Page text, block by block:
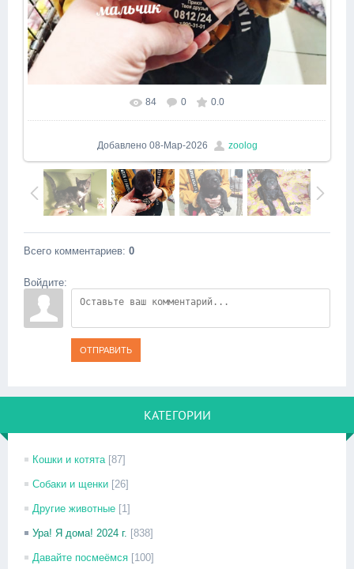
84 0 0.0
Добавлено 08-Мар-2026 zoolog
Всего комментариев: 0
Войдите:
ОТПРАВИТЬ
КАТЕГОРИИ
Кошки и котята [87]
Собаки и щенки [26]
Другие животные [1]
Ура! Я дома! 2024 г. [838]
Давайте посмеёмся [100]